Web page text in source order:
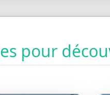
pour